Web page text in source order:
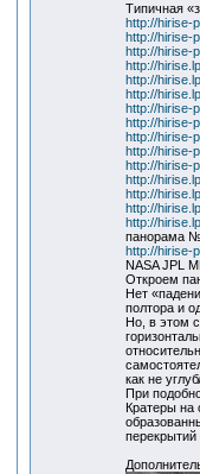
Типичная
http://hirise-
http://hirise-
http://hirise-
http://
http://
http://
http://hirise-
http://hirise-
http://hirise-
http://hirise-
http://hirise-
http://
http://
http://
http://
панорама
http://hirise-
NASA JPL
Откроем
Нет
полтора и
Но, в этом
как не
При
Кратеры на
перекрытий